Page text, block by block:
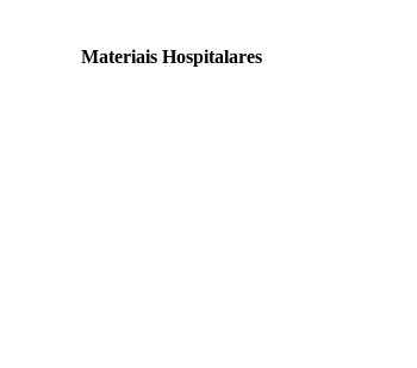
Materiais Hospitalares